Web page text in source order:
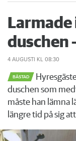
duschen
4 AUGUSTI KL 08:30
BÅSTAD
duschen som
måste han lämna
längre tid på sig